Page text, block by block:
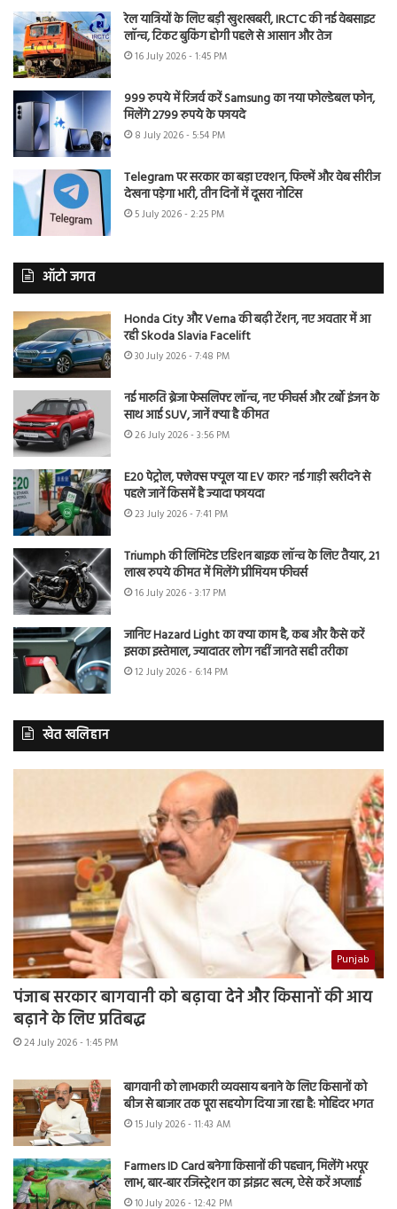
रेल यात्रियों के लिए बड़ी खुशखबरी, IRCTC की नई वेबसाइट
लॉन्च, टिकट बुकिंग होगी पहले से आसान और तेज
16 July 2026 - 1:45 PM
999 रुपये में रिजर्व करें Samsung का नया फोल्डेबल फोन,
मिलेंगे 2799 रुपये के फायदे
8 July 2026 - 5:54 PM
Telegram पर सरकार का बड़ा एक्शन, फिल्में और वेब सीरीज
देखना पड़ेगा भारी, तीन दिनों में दूसरा नोटिस
5 July 2026 - 2:25 PM
ऑटो जगत
Honda City और Verna की बढ़ी टेंशन, नए अवतार में आ
रही Skoda Slavia Facelift
30 July 2026 - 7:48 PM
नई मारुति ब्रेजा फेसलिफ्ट लॉन्च, नए फीचर्स और टर्बो इंजन के
साथ आई SUV, जानें क्या है कीमत
26 July 2026 - 3:56 PM
E20 पेट्रोल, फ्लेक्स फ्यूल या EV कार? नई गाड़ी खरीदने से
पहले जानें किसमें है ज्यादा फायदा
23 July 2026 - 7:41 PM
Triumph की लिमिटेड एडिशन बाइक लॉन्च के लिए तैयार, 21
लाख रुपये कीमत में मिलेंगे प्रीमियम फीचर्स
16 July 2026 - 3:17 PM
जानिए Hazard Light का क्या काम है, कब और कैसे करें
इसका इस्तेमाल, ज्यादातर लोग नहीं जानते सही तरीका
12 July 2026 - 6:14 PM
खेत खलिहान
Punjab
पंजाब सरकार बागवानी को बढ़ावा देने और किसानों की आय
बढ़ाने के लिए प्रतिबद्ध
24 July 2026 - 1:45 PM
बागवानी को लाभकारी व्यवसाय बनाने के लिए किसानों को
बीज से बाजार तक पूरा सहयोग दिया जा रहा है: मोहिंदर भगत
15 July 2026 - 11:43 AM
Farmers ID Card बनेगा किसानों की पहचान, मिलेंगे भरपूर
लाभ, बार-बार रजिस्ट्रेशन का झंझट खत्म, ऐसे करें अप्लाई
10 July 2026 - 12:42 PM